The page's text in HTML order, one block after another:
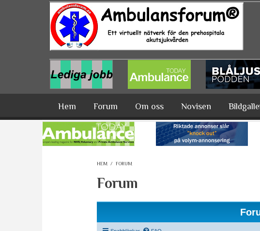
Hoppa till huvudinnehåll
Hem Forum Om oss Novisen
HEM / FORUM
Forum